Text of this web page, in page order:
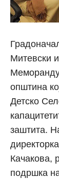
Митевски
општина
Детско
заштита.
Качакова,
подршка